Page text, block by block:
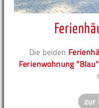
Die beiden
Ferienwohnung "Blau"
zur